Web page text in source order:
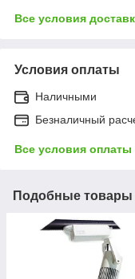
Все условия
Условия оплаты
Наличными
Безналичный
Все условия оплаты
Подобные товары